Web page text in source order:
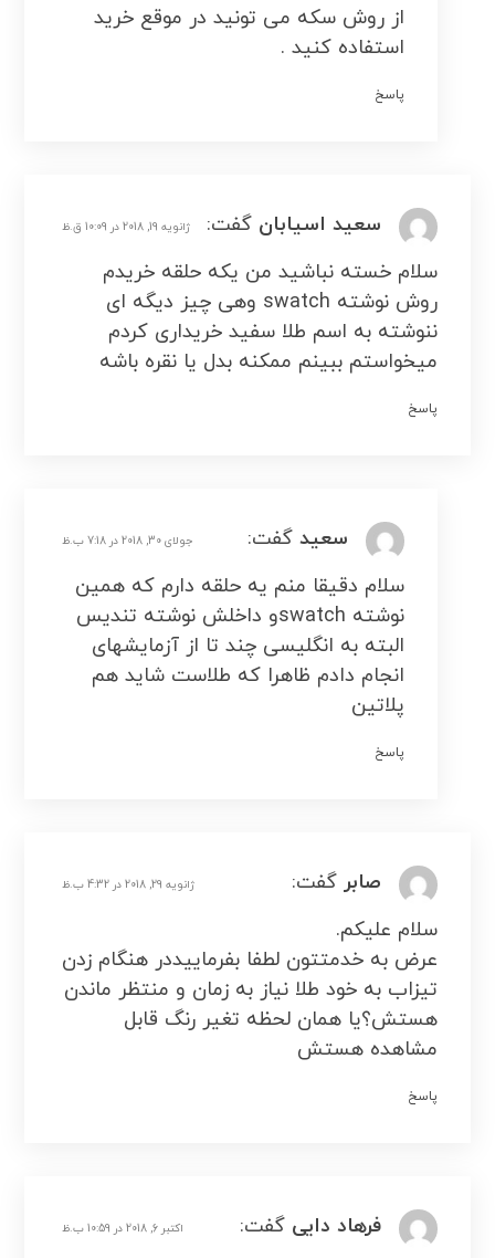
از روش سکه می تونید در موقع خرید
استفاده کنید .
پاسخ
سعید اسیابان گفت: ژانویه 19, 2018 در 10:09 ق.ظ
سلام خسته نباشید من یکه حلقه خریدم
روش نوشته swatch وهی چیز دیگه ای
ننوشته به اسم طلا سفید خریداری کردم
میخواستم ببینم ممکنه بدل یا نقره باشه
پاسخ
سعید گفت: جولای 30, 2018 در 7:18 ب.ظ
سلام دقیقا منم یه حلقه دارم که همین
نوشته swatchو داخلش نوشته تندیس
البته به انگلیسی چند تا از آزمایشهای
انجام دادم ظاهرا که طلاست شاید هم
پلاتین
پاسخ
صابر گفت: ژانویه 29, 2018 در 4:32 ب.ظ
سلام علیکم.
عرض به خدمتتون لطفا بفرماییددر هنگام زدن
تیزاب به خود طلا نیاز به زمان و منتظر ماندن
هستش؟یا همان لحظه تغیر رنگ قابل
مشاهده هستش
پاسخ
فرهاد دایی گفت: اکتبر 6, 2018 در 10:59 ب.ظ